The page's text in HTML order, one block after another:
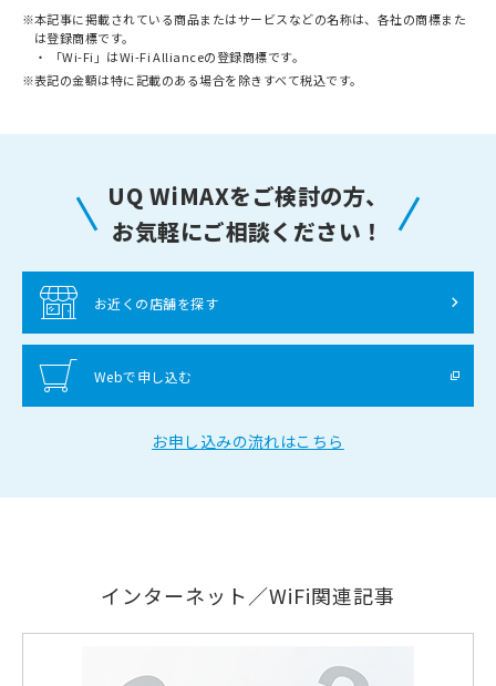
※本記事に掲載されている商品またはサービスなどの名称は、各社の商標また
は登録商標です。
「Wi-Fi」はWi-Fi Allianceの登録商標です。
※表記の金額は特に記載のある場合を除きすべて税込です。
UQ WiMAXをご検討の方、
お気軽にご相談ください！
お近くの店舗を探す
Webで申し込む
お申し込みの流れはこちら
インターネット／WiFi関連記事